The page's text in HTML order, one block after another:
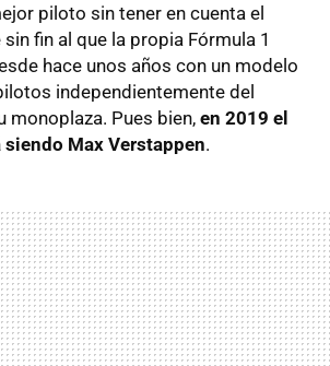
piloto sin tener en cuenta el
fin al que la propia Fórmula 1
hace unos años con un modelo
independientemente del
monoplaza. Pues bien, en 2019 el
Max Verstappen.